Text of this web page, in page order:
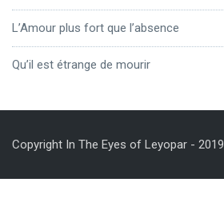
L’Amour plus fort que l’absence
Qu’il est étrange de mourir
Copyright In The Eyes of Leyopar - 2019